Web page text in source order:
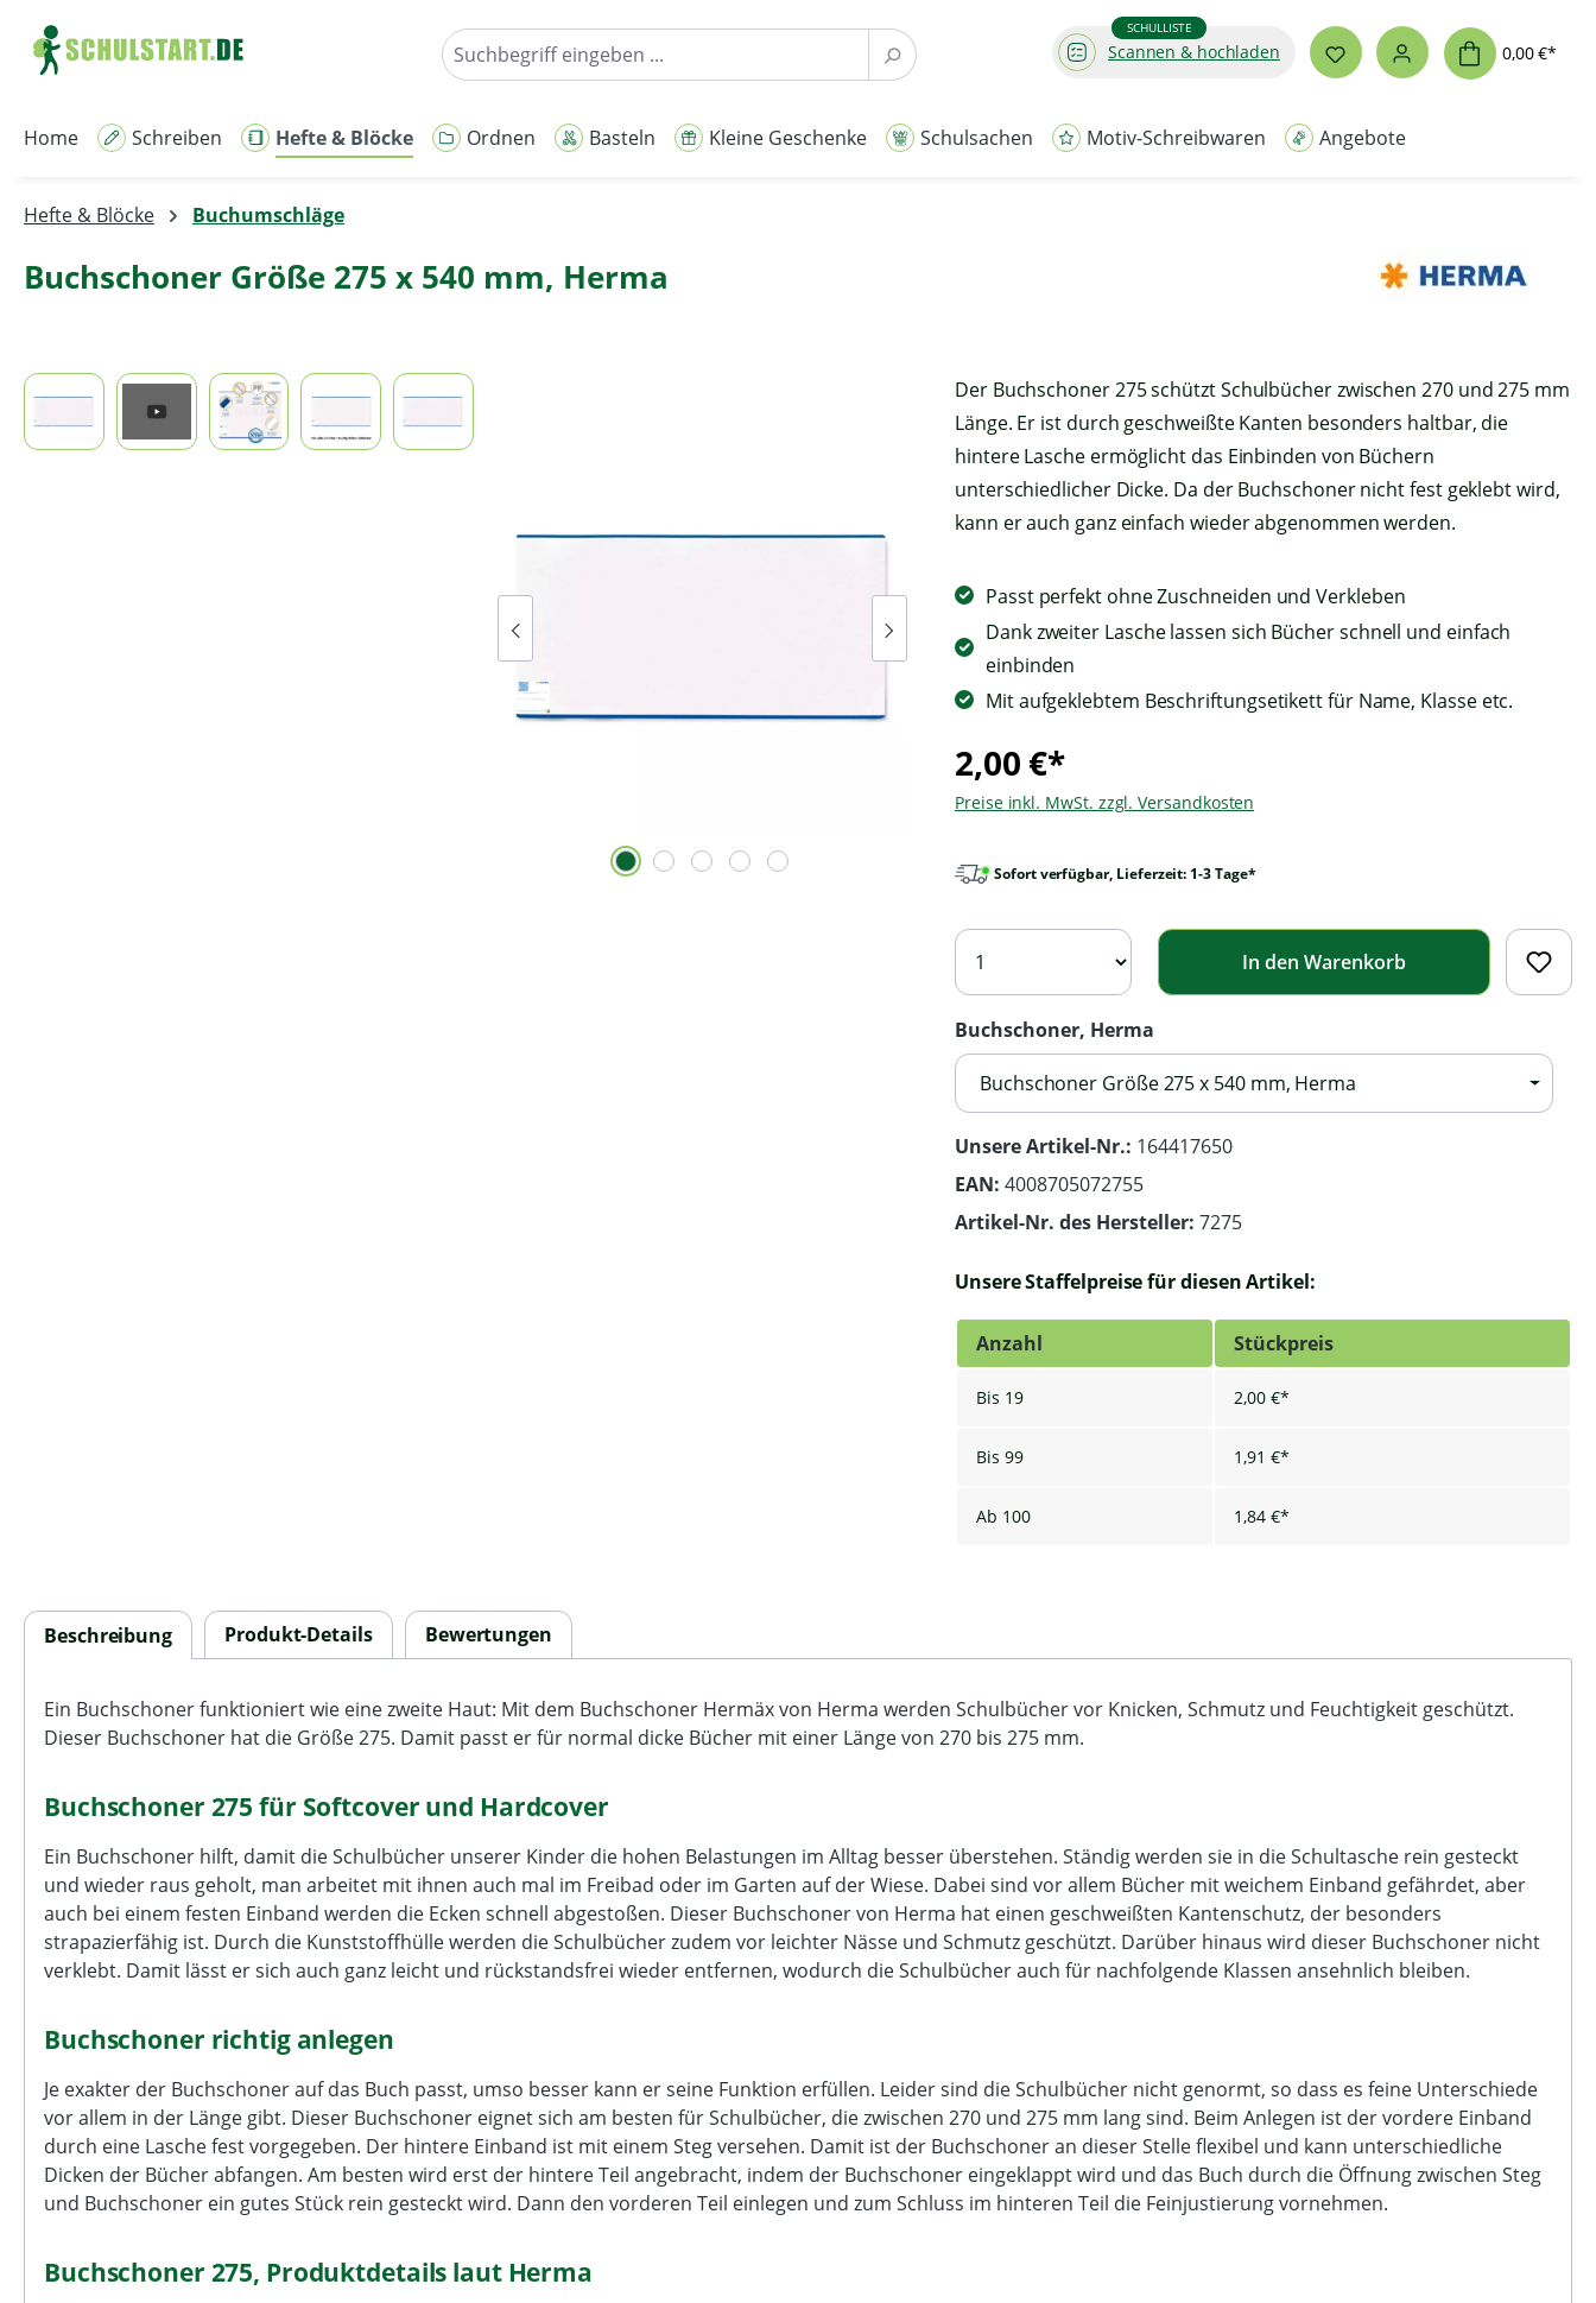
Hauptinhalt springen
Zur Suche springen
Zur Hauptnavigation springen SCHULLISTE
Scannen & hochladen 0,00 €*
Home Schreiben Hefte & Blöcke Ordnen Basteln Kleine Geschenke Schulsachen Motiv-Schreibwaren Angebote
Hefte & Blöcke Buchumschläge
Buchschoner Größe 275 x 540 mm, Herma
Bildergalerie überspringen
Mit dem Aufruf des Videos erklären
Sie sich einverstanden, dass Ihre
werden und das Sie die
Datenschutzbestimmungen
gelesen haben.
Der Buchschoner 275 schützt Schulbücher zwischen 270 und 275 mm
Länge. Er ist durch geschweißte Kanten besonders haltbar, die
hintere Lasche ermöglicht das Einbinden von Büchern
unterschiedlicher Dicke. Da der Buchschoner nicht fest geklebt wird,
kann er auch ganz einfach wieder abgenommen werden.
Passt perfekt ohne Zuschneiden und Verkleben
Dank zweiter Lasche lassen sich Bücher schnell und einfach
einbinden
Mit aufgeklebtem Beschriftungsetikett für Name, Klasse etc.
2,00 €*
Preise inkl. MwSt. zzgl. Versandkosten
Sofort verfügbar, Lieferzeit: 1-3 Tage*
In den Warenkorb
Buchschoner, Herma
Buchschoner Größe 275 x 540 mm, Herma
Unsere Artikel-Nr.: 164417650
EAN: 4008705072755
Artikel-Nr. des Hersteller: 7275
Unsere Staffelpreise für diesen Artikel:
Anzahl Stückpreis
Bis 19 2,00 €*
Bis 99 1,91 €*
Ab 100 1,84 €*
Beschreibung Produkt-Details Bewertungen
Ein Buchschoner funktioniert wie eine zweite Haut: Mit dem Buchschoner Hermäx von Herma werden Schulbücher vor Knicken, Schmutz und Feuchtigkeit geschützt.
Dieser Buchschoner hat die Größe 275. Damit passt er für normal dicke Bücher mit einer Länge von 270 bis 275 mm.
Buchschoner 275 für Softcover und Hardcover
Ein Buchschoner hilft, damit die Schulbücher unserer Kinder die hohen Belastungen im Alltag besser überstehen. Ständig werden sie in die Schultasche rein gesteckt
und wieder raus geholt, man arbeitet mit ihnen auch mal im Freibad oder im Garten auf der Wiese. Dabei sind vor allem Bücher mit weichem Einband gefährdet, aber
auch bei einem festen Einband werden die Ecken schnell abgestoßen. Dieser Buchschoner von Herma hat einen geschweißten Kantenschutz, der besonders
strapazierfähig ist. Durch die Kunststoffhülle werden die Schulbücher zudem vor leichter Nässe und Schmutz geschützt. Darüber hinaus wird dieser Buchschoner nicht
verklebt. Damit lässt er sich auch ganz leicht und rückstandsfrei wieder entfernen, wodurch die Schulbücher auch für nachfolgende Klassen ansehnlich bleiben.
Buchschoner richtig anlegen
Je exakter der Buchschoner auf das Buch passt, umso besser kann er seine Funktion erfüllen. Leider sind die Schulbücher nicht genormt, so dass es feine Unterschiede
vor allem in der Länge gibt. Dieser Buchschoner eignet sich am besten für Schulbücher, die zwischen 270 und 275 mm lang sind. Beim Anlegen ist der vordere Einband
durch eine Lasche fest vorgegeben. Der hintere Einband ist mit einem Steg versehen. Damit ist der Buchschoner an dieser Stelle flexibel und kann unterschiedliche
Dicken der Bücher abfangen. Am besten wird erst der hintere Teil angebracht, indem der Buchschoner eingeklappt wird und das Buch durch die Öffnung zwischen Steg
und Buchschoner ein gutes Stück rein gesteckt wird. Dann den vorderen Teil einlegen und zum Schluss im hinteren Teil die Feinjustierung vornehmen.
Buchschoner 275, Produktdetails laut Herma